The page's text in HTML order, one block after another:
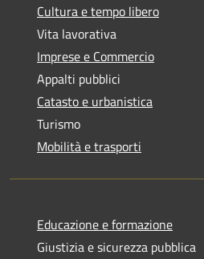
Cultura e tempo libero
Vita lavorativa
Imprese e Commercio
Appalti pubblici
Catasto e urbanistica
Turismo
Mobilità e trasporti
Educazione e formazione
Giustizia e sicurezza pubblica